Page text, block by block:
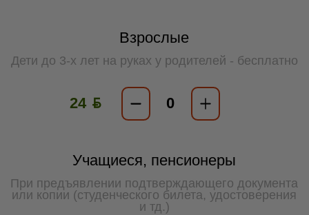
Взрослые
Дети до 3-х лет на руках у родителей - бесплатно
24 ƃ
Учащиеся, пенсионеры
При предъявлении подтверждающего документа
или копии (студенческого билета, удостоверения
и тд.)